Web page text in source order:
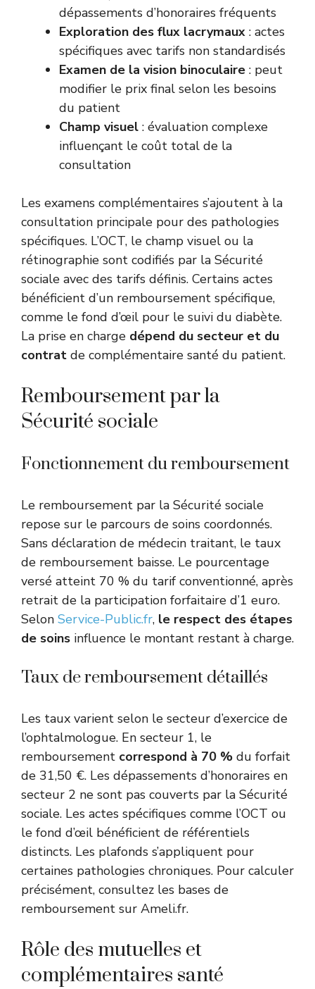
dépassements d’honoraires fréquents
Exploration des flux lacrymaux : actes
spécifiques avec tarifs non standardisés
Examen de la vision binoculaire : peut
modifier le prix final selon les besoins
du patient
Champ visuel : évaluation complexe
influençant le coût total de la
consultation
Les examens complémentaires s’ajoutent à la
consultation principale pour des pathologies
spécifiques. L’OCT, le champ visuel ou la
rétinographie sont codifiés par la Sécurité
sociale avec des tarifs définis. Certains actes
bénéficient d’un remboursement spécifique,
comme le fond d’œil pour le suivi du diabète.
La prise en charge dépend du secteur et du
contrat de complémentaire santé du patient.
Remboursement par la
Sécurité sociale
Fonctionnement du remboursement
Le remboursement par la Sécurité sociale
repose sur le parcours de soins coordonnés.
Sans déclaration de médecin traitant, le taux
de remboursement baisse. Le pourcentage
versé atteint 70 % du tarif conventionné, après
retrait de la participation forfaitaire d’1 euro.
Selon Service-Public.fr, le respect des étapes
de soins influence le montant restant à charge.
Taux de remboursement détaillés
Les taux varient selon le secteur d’exercice de
l’ophtalmologue. En secteur 1, le
remboursement correspond à 70 % du forfait
de 31,50 €. Les dépassements d’honoraires en
secteur 2 ne sont pas couverts par la Sécurité
sociale. Les actes spécifiques comme l’OCT ou
le fond d’œil bénéficient de référentiels
distincts. Les plafonds s’appliquent pour
certaines pathologies chroniques. Pour calculer
précisément, consultez les bases de
remboursement sur Ameli.fr.
Rôle des mutuelles et
complémentaires santé